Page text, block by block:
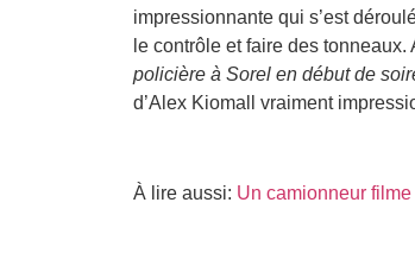
impressionnante qui s’est
le contrôle et faire des
policière à Sorel en début de
d’Alex Kiomall vraiment
À lire aussi: Un camionneur